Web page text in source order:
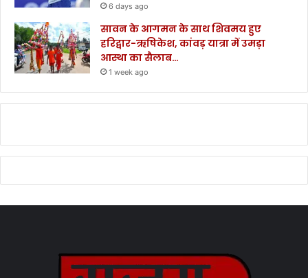
6 days ago
सावन के आगमन के साथ शिवमय हुए
हरिद्वार-ऋषिकेश, कांवड़ यात्रा में उमड़ा
आस्था का सैलाब…
1 week ago